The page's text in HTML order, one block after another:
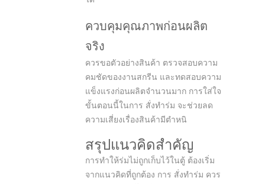
ควบคุมคุณภาพก่อนผลิต
จริง
ควรขอตัวอย่างสินค้า ตรวจสอบความ
คมชัดของงานสกรีน และทดสอบความ
แข็งแรงก่อนผลิตจำนวนมาก การใส่ใจ
ขั้นตอนนี้ในการ สั่งทำร่ม จะช่วยลด
ความเสี่ยงเรื่องสินค้ามีตำหนิ
สรุปแนวคิดสำคัญ
การทำให้ร่มไม่ถูกเก็บไว้ในตู้ ต้องเริ่ม
จากแนวคิดที่ถูกต้อง การ สั่งทำร่ม ควร